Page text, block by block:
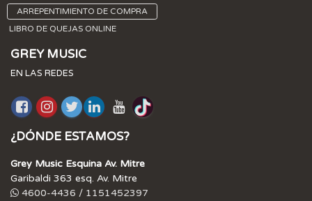
ARREPENTIMIENTO DE COMPRA
LIBRO DE QUEJAS ONLINE
GREY MUSIC
EN LAS REDES
¿DÓNDE ESTAMOS?
Grey Music Esquina Av. Mitre
Garibaldi 363 esq. Av. Mitre
4600-4436 / 1151452397